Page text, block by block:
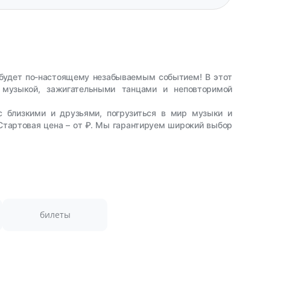
по-настоящему незабываемым событием! В этот
зажигательными танцами и неповторимой
близкими и друзьями, погрузиться в мир музыки и
цена – от ₽. Мы гарантируем широкий выбор
билеты